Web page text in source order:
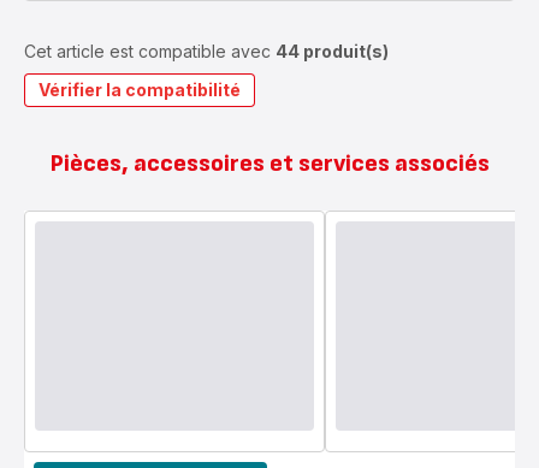
Cet article est compatible avec 44 produit(s)
Vérifier la compatibilité
Pièces, accessoires et services associés